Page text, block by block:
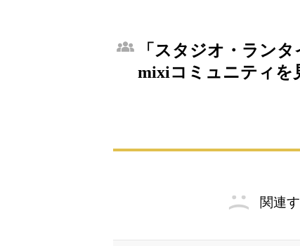
「スタジオ・ラン
mixiコミュニティを
関連